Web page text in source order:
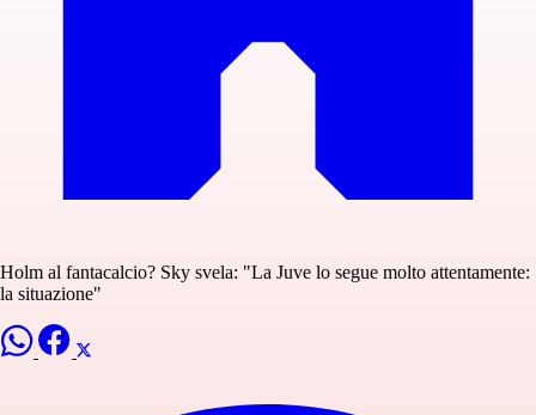
Holm al fantacalcio? Sky svela: "La Juve lo segue molto attentamente:
la situazione"